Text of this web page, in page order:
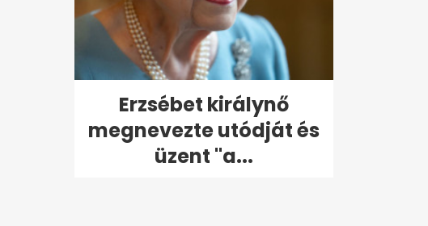
Erzsébet királynő
megnevezte utódját és
üzent "a...